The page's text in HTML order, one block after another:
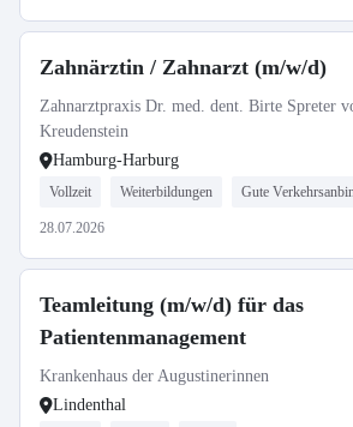
Zahnärztin / Zahnarzt (m/w/d)
Zahnarztpraxis Dr. med. dent. Birte Spreter
Kreudenstein
Hamburg-Harburg
Vollzeit Weiterbildungen Gute
28.07.2026
Teamleitung (m/w/d) für das
Patientenmanagement
Krankenhaus der Augustinerinnen
Lindenthal